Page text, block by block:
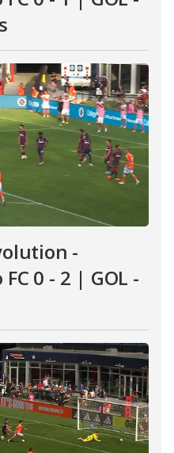
-
0 - 2 | GOL -